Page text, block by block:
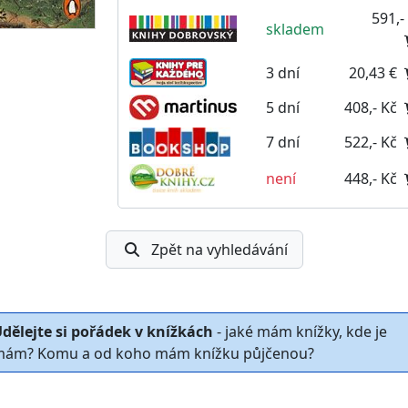
skladem
591,-
3 dní
20,43 €
5 dní
408,- Kč
7 dní
522,- Kč
není
448,- Kč
Zpět na vyhledávání
si pořádek v knížkách - jaké mám knížky, kde je
Komu a od koho mám knížku půjčenou?